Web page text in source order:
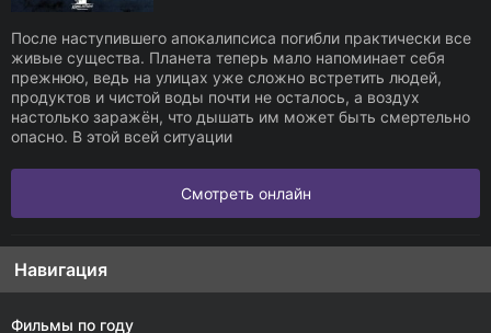
После наступившего апокалипсиса погибли практически все
живые существа. Планета теперь мало напоминает себя
прежнюю, ведь на улицах уже сложно встретить людей,
продуктов и чистой воды почти не осталось, а воздух
настолько заражён, что дышать им может быть смертельно
опасно. В этой всей ситуации
Смотреть онлайн
Навигация
Фильмы по году